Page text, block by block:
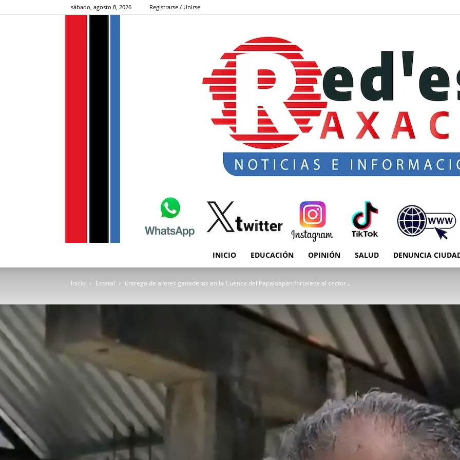
sábado, agosto 8, 2026 Registrarse / Unirse
Oaxaca
INICIO EDUCACIÓN OPINIÓN SALUD DENUNCIA
Inicio Estatal Entrega de aretes ganaderos en la Cuenca del Papaloapan fortalece al sector...